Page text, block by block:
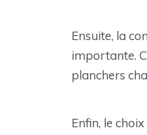
Ensuite, la
importante.
planchers
Enfin, le